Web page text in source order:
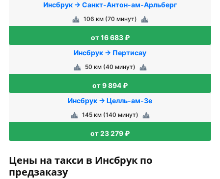
Инсбрук → Санкт-Антон-ам-Арльберг
106 км (70 минут)
от 16 683 ₽
Инсбрук → Пертисау
50 км (40 минут)
от 9 894 ₽
Инсбрук → Целль-ам-Зе
145 км (140 минут)
от 23 279 ₽
Цены на такси в Инсбрук по
предзаказу